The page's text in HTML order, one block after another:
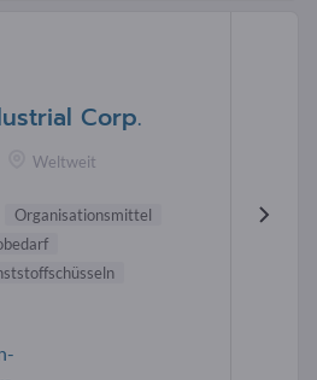
Corp.
Weltweit
Organisationsmittel